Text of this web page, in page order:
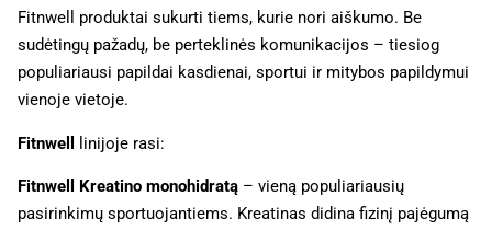
Fitnwell produktai sukurti tiems, kurie nori aiškumo. Be
sudėtingų pažadų, be perteklinės komunikacijos – tiesiog
populiariausi papildai kasdienai, sportui ir mitybos papildymui
vienoje vietoje.
Fitnwell linijoje rasi:
Fitnwell Kreatino monohidratą – vieną populiariausių
pasirinkimų sportuojantiems. Kreatinas didina fizinį pajėgumą